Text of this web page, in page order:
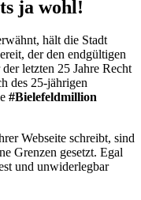
ja wohl!
hält die Stadt
der den endgültigen
letzten 25 Jahre Recht
des 25-jährigen
#Bielefeldmillion
Webseite schreibt, sind
Grenzen gesetzt. Egal
und unwiderlegbar